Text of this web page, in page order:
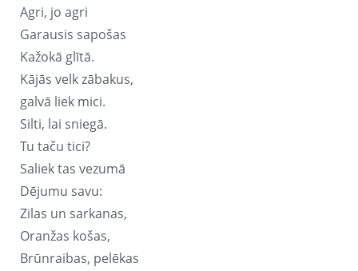
Agri, jo agri
Garausis sapošas
Kažokā glītā.
Kājās velk zābakus,
galvā liek mici.
Silti, lai sniegā.
Tu taču tici?
Saliek tas vezumā
Dējumu savu:
Zilas un sarkanas,
Oranžas košas,
Brūnraibas, pelēkas